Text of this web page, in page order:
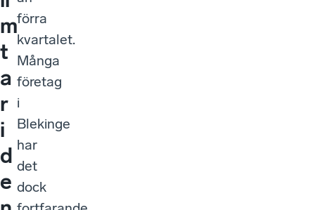
m
t
a
r
i
d
e
förra
kvartalet.
Många
företag
i
Blekinge
har
det
dock